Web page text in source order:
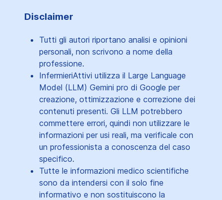
Disclaimer
Tutti gli autori riportano analisi e opinioni
personali, non scrivono a nome della
professione.
InfermieriAttivi utilizza il Large Language
Model (LLM) Gemini pro di Google per
creazione, ottimizzazione e correzione dei
contenuti presenti. Gli LLM potrebbero
commettere errori, quindi non utilizzare le
informazioni per usi reali, ma verificale con
un professionista a conoscenza del caso
specifico.
Tutte le informazioni medico scientifiche
sono da intendersi con il solo fine
informativo e non sostituiscono la